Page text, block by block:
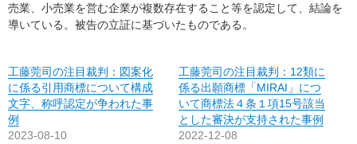
売業、小売業を営む企業が複数存在すること等を認定して、結論を
導いている。被告の立証に基づいたものである。
工藤莞司の注目裁判：図案化
に係る引用商標について構成
文字、称呼認定が争われた事
例
2023-08-10
工藤莞司の注目裁判：12類に
係る出願商標「MIRAI」につ
いて商標法４条１項15号該当
とした審決が支持された事例
2022-12-08